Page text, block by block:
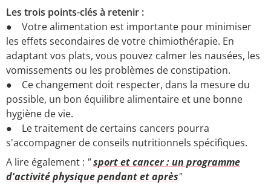
Les trois points-clés à retenir :
● Votre alimentation est importante pour minimiser
les effets secondaires de votre chimiothérapie. En
adaptant vos plats, vous pouvez calmer les nausées, les
vomissements ou les problèmes de constipation.
● Ce changement doit respecter, dans la mesure du
possible, un bon équilibre alimentaire et une bonne
hygiène de vie.
● Le traitement de certains cancers pourra
s'accompagner de conseils nutritionnels spécifiques.
A lire également : "sport et cancer : un programme
d'activité physique pendant et après"